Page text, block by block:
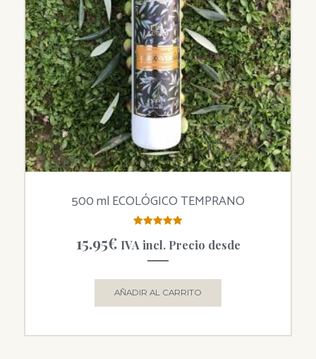
500 ml ECOLÓGICO TEMPRANO
con
5.00
de 5
15.95€ IVA incl. Precio desde
AÑADIR AL CARRITO